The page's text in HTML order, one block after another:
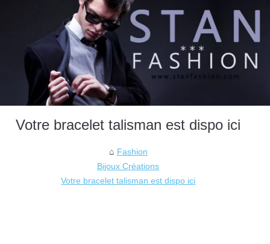
Votre bracelet talisman est dispo ici
Fashion
Bijoux Créations
Votre bracelet talisman est dispo ici